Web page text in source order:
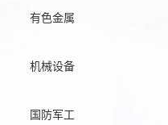
有色金属
机械设备
国防军工